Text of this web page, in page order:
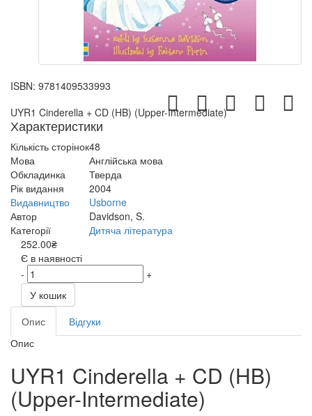
ISBN: 9781409533993
UYR1 Cinderella + CD (HB) (Upper-Intermediate)
Характеристики
Кількість сторінок48
Мова
Англійська мова
Обкладинка
Тверда
Рік видання
2004
Видавництво
Usborne
Автор
Davidson, S.
Категорії
Дитяча література
252.00₴
Є в наявності
-
+
У кошик
Опис
Відгуки
Опис
UYR1 Cinderella + CD (HB)
(Upper-Intermediate)